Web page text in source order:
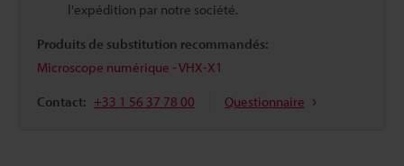
l'expédition par notre société.
Produits de substitution recommandés:
Microscope numérique - VHX-X1
Contact: +33 1 56 37 78 00 Questionnaire